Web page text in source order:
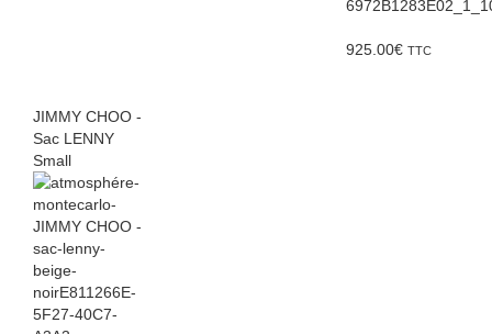
925.00€ TTC
JIMMY CHOO -
Sac LENNY
Small